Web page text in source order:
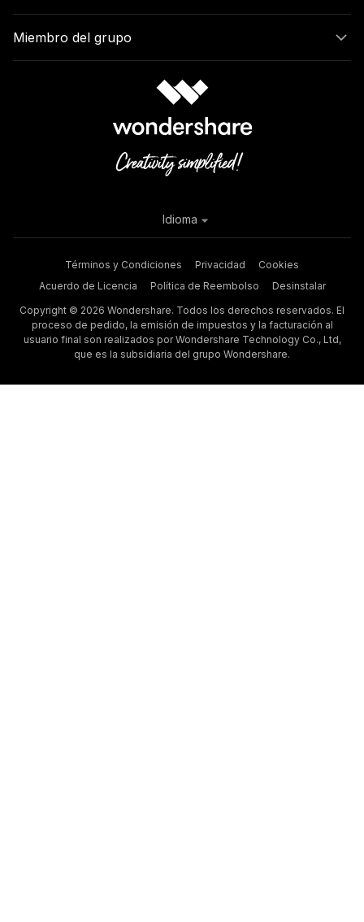
Miembro del grupo
Términos y Condiciones Privacidad
Cookies
Acuerdo de Licencia
Política de Reembolso
Desinstalar
Copyright © 2026 Wondershare. Todos los derechos reservados. El
proceso de pedido, la emisión de impuestos y la facturación al
usuario final son realizados por Wondershare Technology Co., Ltd,
que es la subsidiaria del grupo Wondershare.
Idioma